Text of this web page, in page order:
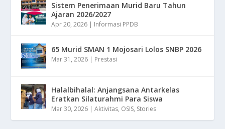
Sistem Penerimaan Murid Baru Tahun
Ajaran 2026/2027
Apr 20, 2026 Informasi PPDB
65 Murid SMAN 1 Mojosari Lolos SNBP 2026
Mar 31, 2026 Prestasi
Halalbihalal: Anjangsana Antarkelas
Eratkan Silaturahmi Para Siswa
Mar 30, 2026 |Aktivitas, OSIS, Stories